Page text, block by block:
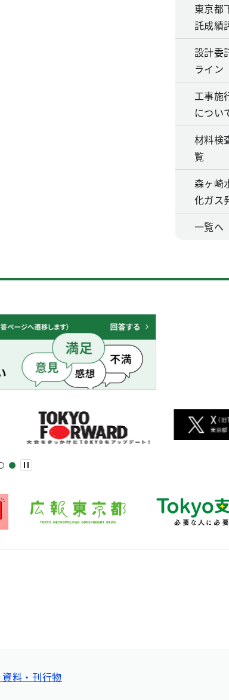
東京都
託成績
設計委
ライン
工事施
につい
材料検
覧
森ヶ崎
化ガス
一覧へ
料・刊行物